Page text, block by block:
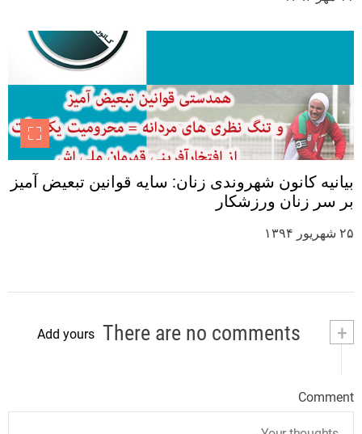
بیانیه کانون شهروندی زنان: سایه قوانین تبعیض آمیز
بر سر زنان ورزشکار
۲۵ شهریور ۱۳۹۴
+
Add yours
Comment